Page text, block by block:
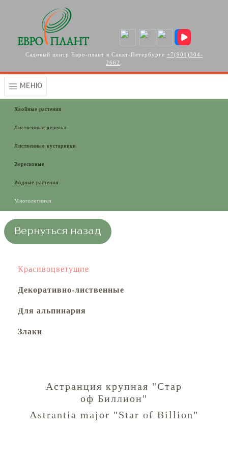
Садовый центр Евро-плант в Санкт-Петербурге +7(901)304-
2662
МЕНЮ
Хвойные растения
Лиственные деревья
Лиственные кустарники
Вересковые
Водные растения
Многолетники
Вернуться назад
Красивоцветущие
Декоративно-лиственные
Для альпинария
Злаки
Астранция крупная "Стар
оф Биллион"
Astrantia major "Star of Billion"